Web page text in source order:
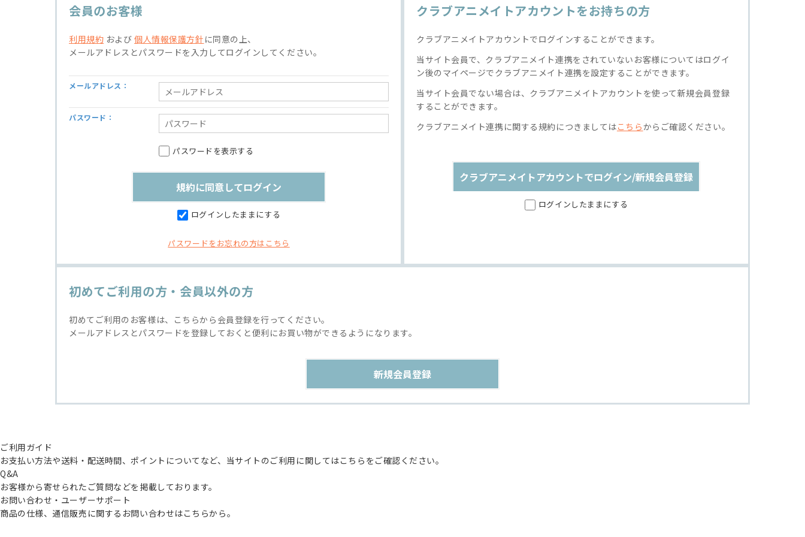
会員のお客様
利用規約 および個人情報保護方針 に同意の上、
メールアドレスとパスワードを入力してログインしてください。
メールアドレス：
パスワード：
パスワードを表示する
ログインしたままにする
パスワードをお忘れの方はこちら
クラブアニメイトアカウントをお持ちの方
クラブアニメイトアカウントでログインすることができます。
当サイト会員で、クラブアニメイト連携をされていないお客様についてはログイ
ン後のマイページでクラブアニメイト連携を設定することができます。
当サイト会員でない場合は、クラブアニメイトアカウントを使って新規会員登録
することができます。
クラブアニメイト連携に関する規約につきましてはこちらからご確認ください。
クラブアニメイトアカウントでログイン/新規会員登録
ログインしたままにする
初めてご利用の方・会員以外の方
初めてご利用のお客様は、こちらから会員登録を行ってください。
メールアドレスとパスワードを登録しておくと便利にお買い物ができるようになります。
ご利用ガイド
お支払い方法や送料・配送時間、ポイントについてなど、当サイトのご利用に関してはこちらをご確認ください。
Q&A
お客様から寄せられたご質問などを掲載しております。
お問い合わせ・ユーザーサポート
商品の仕様、通信販売に関するお問い合わせはこちらから。